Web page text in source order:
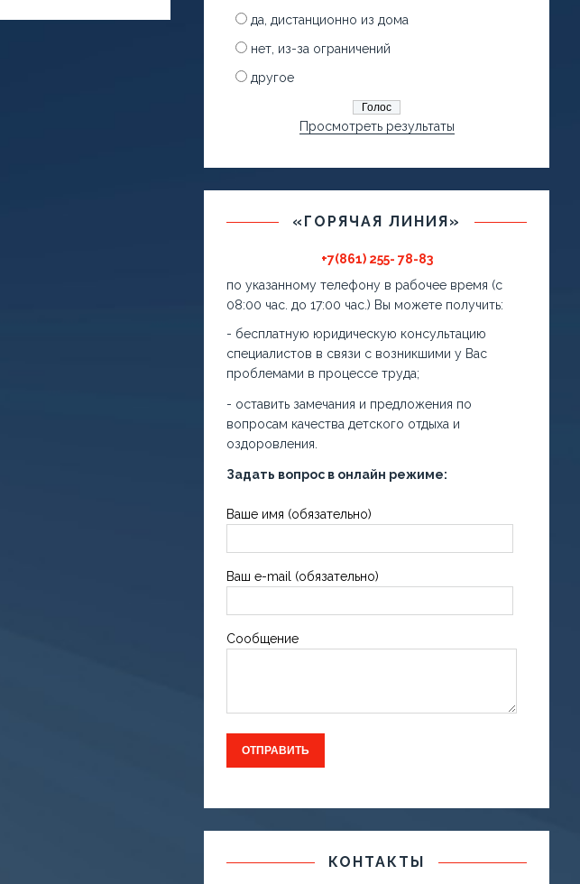
да, дистанционно из дома
нет, из-за ограничений
другое
Просмотреть результаты
«ГОРЯЧАЯ ЛИНИЯ»
+7(861) 255- 78-83
по указанному телефону в рабочее время (с
08:00 час. до 17:00 час.) Вы можете получить:
- бесплатную юридическую консультацию
специалистов в связи с возникшими у Вас
проблемами в процессе труда;
- оставить замечания и предложения по
вопросам качества детского отдыха и
оздоровления.
Задать вопрос в онлайн режиме:
Ваше имя (обязательно)
Ваш e-mail (обязательно)
Сообщение
КОНТАКТЫ